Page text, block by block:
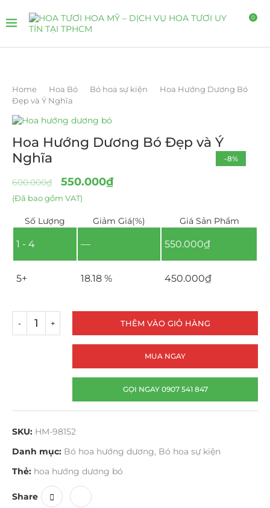
0
Home Hoa Bó Bó hoa sự kiện
Hoa Hướng Dương Bó
Đẹp và Ý Nghĩa
-8%
Hoa Hướng Dương Bó Đẹp và Ý
Nghĩa
600.000₫ 550.000₫
(Đã bao gồm VAT)
Số Lượng Giảm Giá(%) Giá Sản Phẩm
1 - 4 — 550.000₫
5+ 18.18 % 450.000₫
THÊM VÀO GIỎ HÀNG
MUA NGAY
GỌI NGAY 0907 541 847
SKU: HM-98152
Danh mục: Bó hoa hướng dương, Bó hoa sự kiện
Thẻ: hoa hướng dương bó
Share